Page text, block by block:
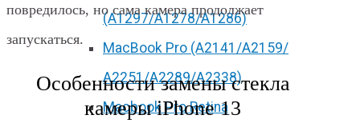
(A1297/A1278/A1286)
MacBook Pro (А2141/А2159/
А2251/A2289/A2338)
Macbook Pro Retina
повредилось, но сама камера продолжает
запускаться.
Особенности замены стекла
камеры iPhone 13